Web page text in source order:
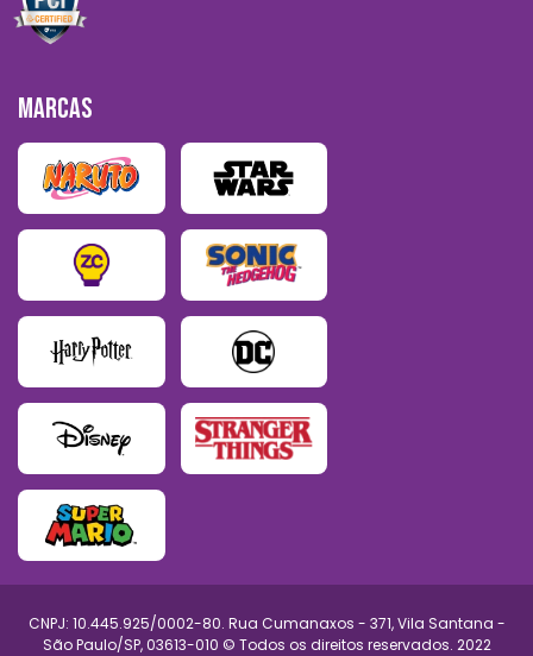
MARCAS
CNPJ: 10.445.925/0002-80. Rua Cumanaxos - 371, Vila Santana -
São Paulo/SP, 03613-010 © Todos os direitos reservados. 2022